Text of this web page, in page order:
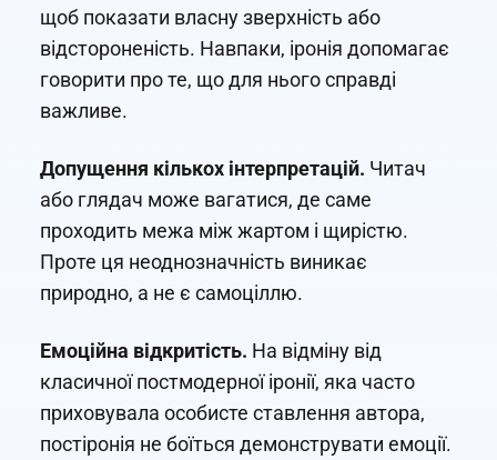
щоб показати власну зверхність або
відстороненість. Навпаки, іронія допомагає
говорити про те, що для нього справді
важливе.
Допущення кількох інтерпретацій. Читач
або глядач може вагатися, де саме
проходить межа між жартом і щирістю.
Проте ця неоднозначність виникає
природно, а не є самоціллю.
Емоційна відкритість. На відміну від
класичної постмодерної іронії, яка часто
приховувала особисте ставлення автора,
постіронія не боїться демонструвати емоції.